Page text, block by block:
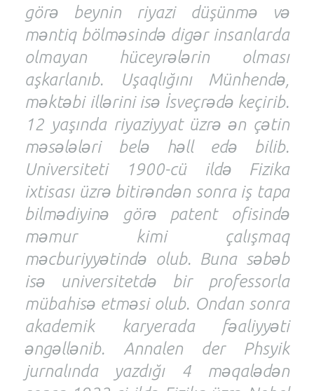
görə beynin riyazi düşünmə və
məntiq bölməsində digər insanlarda
olmayan hüceyrələrin olması
aşkarlanıb. Uşaqlığını Münhendə,
məktəbi illərini isə İsveçrədə keçirib.
12 yaşında riyaziyyat üzrə ən çətin
məsələləri belə həll edə bilib.
Universiteti 1900-cü ildə Fizika
ixtisası üzrə bitirəndən sonra iş tapa
bilmədiyinə görə patent ofisində
məmur kimi çalışmaq
məcburiyyətində olub. Buna səbəb
isə universitetdə bir professorla
mübahisə etməsi olub. Ondan sonra
akademik karyerada fəaliyyəti
əngəllənib. Annalen der Phsyik
jurnalında yazdığı 4 məqalədən